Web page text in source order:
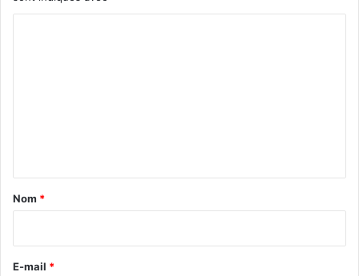
a
e
Nom *
E-mail *